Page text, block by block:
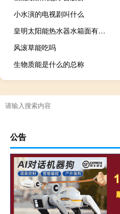
小水演的电视剧叫什么
皇明太阳能热水器水箱面有几个孔叫什么
风滚草能吃吗
生物质能是什么的总称
公告